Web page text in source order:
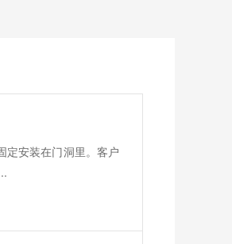
定安装在门洞里。客户